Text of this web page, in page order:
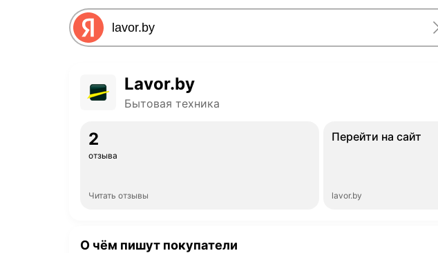
Lavor.by
Бытовая техника
2
отзыва
Читать отзывы
Перейти на сайт
lavor.by
О чём пишут покупатели